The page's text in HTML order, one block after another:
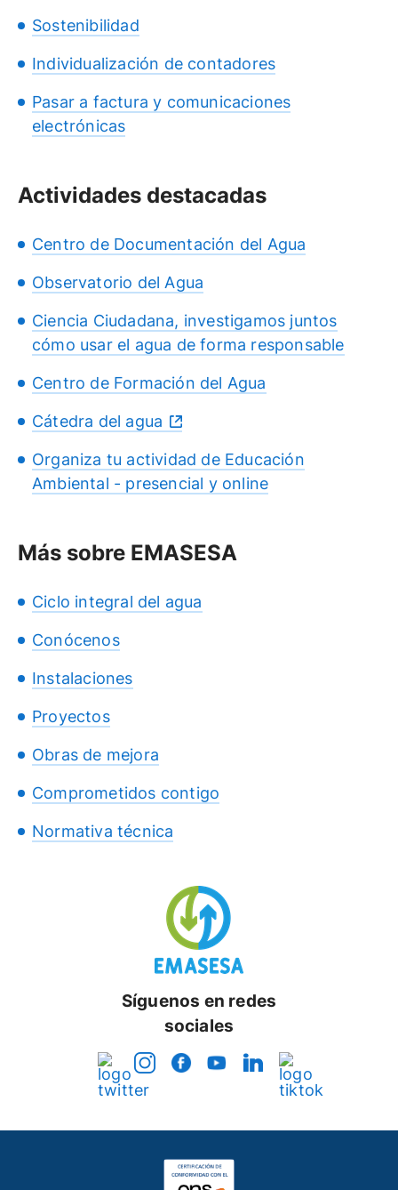
Sostenibilidad
Individualización de contadores
Pasar a factura y comunicaciones
electrónicas
Actividades destacadas
Centro de Documentación del Agua
Observatorio del Agua
Ciencia Ciudadana, investigamos juntos
cómo usar el agua de forma responsable
Centro de Formación del Agua
Cátedra del agua
Organiza tu actividad de Educación
Ambiental - presencial y online
Más sobre EMASESA
Ciclo integral del agua
Conócenos
Instalaciones
Proyectos
Obras de mejora
Comprometidos contigo
Normativa técnica
Síguenos en redes
sociales